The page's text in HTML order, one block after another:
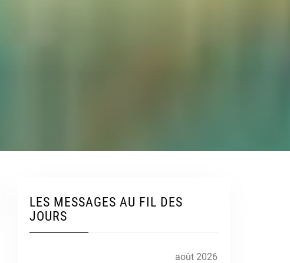
LES MESSAGES AU FIL DES
JOURS
août 2026